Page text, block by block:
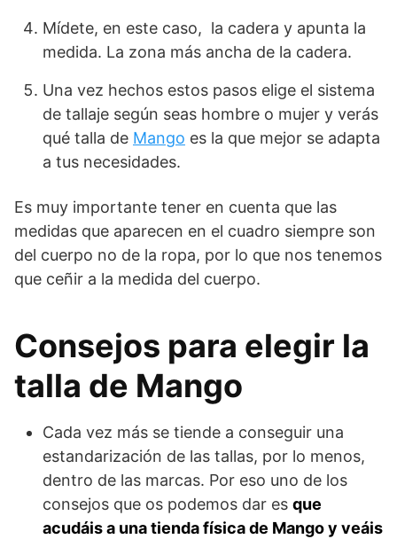
Mídete, en este caso, la cadera y apunta la
medida. La zona más ancha de la cadera.
Una vez hechos estos pasos elige el sistema
de tallaje según seas hombre o mujer y verás
qué talla de Mango es la que mejor se adapta
a tus necesidades.
Es muy importante tener en cuenta que las
medidas que aparecen en el cuadro siempre son
del cuerpo no de la ropa, por lo que nos tenemos
que ceñir a la medida del cuerpo.
Consejos para elegir la
talla de Mango
Cada vez más se tiende a conseguir una
estandarización de las tallas, por lo menos,
dentro de las marcas. Por eso uno de los
consejos que os podemos dar es que
acudáis a una tienda física de Mango y veáis